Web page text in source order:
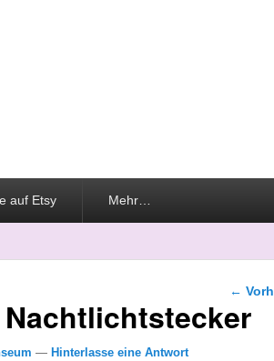
auf Etsy Mehr…
←
— Hinterlasse eine Antwort